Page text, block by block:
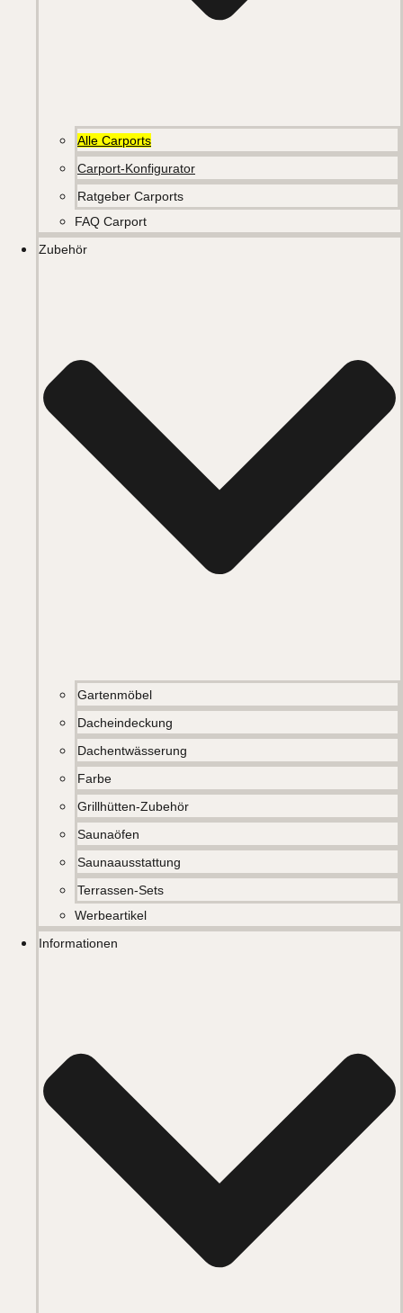
Alle Carports
Carport-Konfigurator
Ratgeber Carports
FAQ Carport
Zubehör
Gartenmöbel
Dacheindeckung
Dachentwässerung
Farbe
Grillhütten-Zubehör
Saunaöfen
Saunaausstattung
Terrassen-Sets
Werbeartikel
Informationen